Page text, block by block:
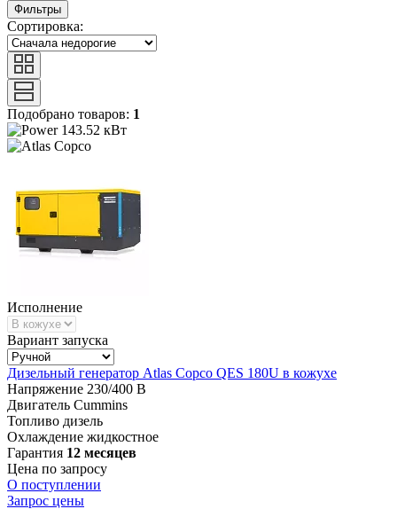
Фильтры
Сортировка:
Подобрано товаров: 1
143.52 кВт
Исполнение
Вариант запуска
Дизельный генератор Atlas Copco QES 180U в кожухе
Напряжение 230/400 В
Двигатель Cummins
Топливо дизель
Охлаждение жидкостное
Гарантия 12 месяцев
Цена по запросу
О поступлении
Запрос цены